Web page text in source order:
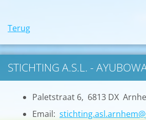
Terug
STICHTING A.S.L. -
Paletstraat 6, 6813 DX
Email: